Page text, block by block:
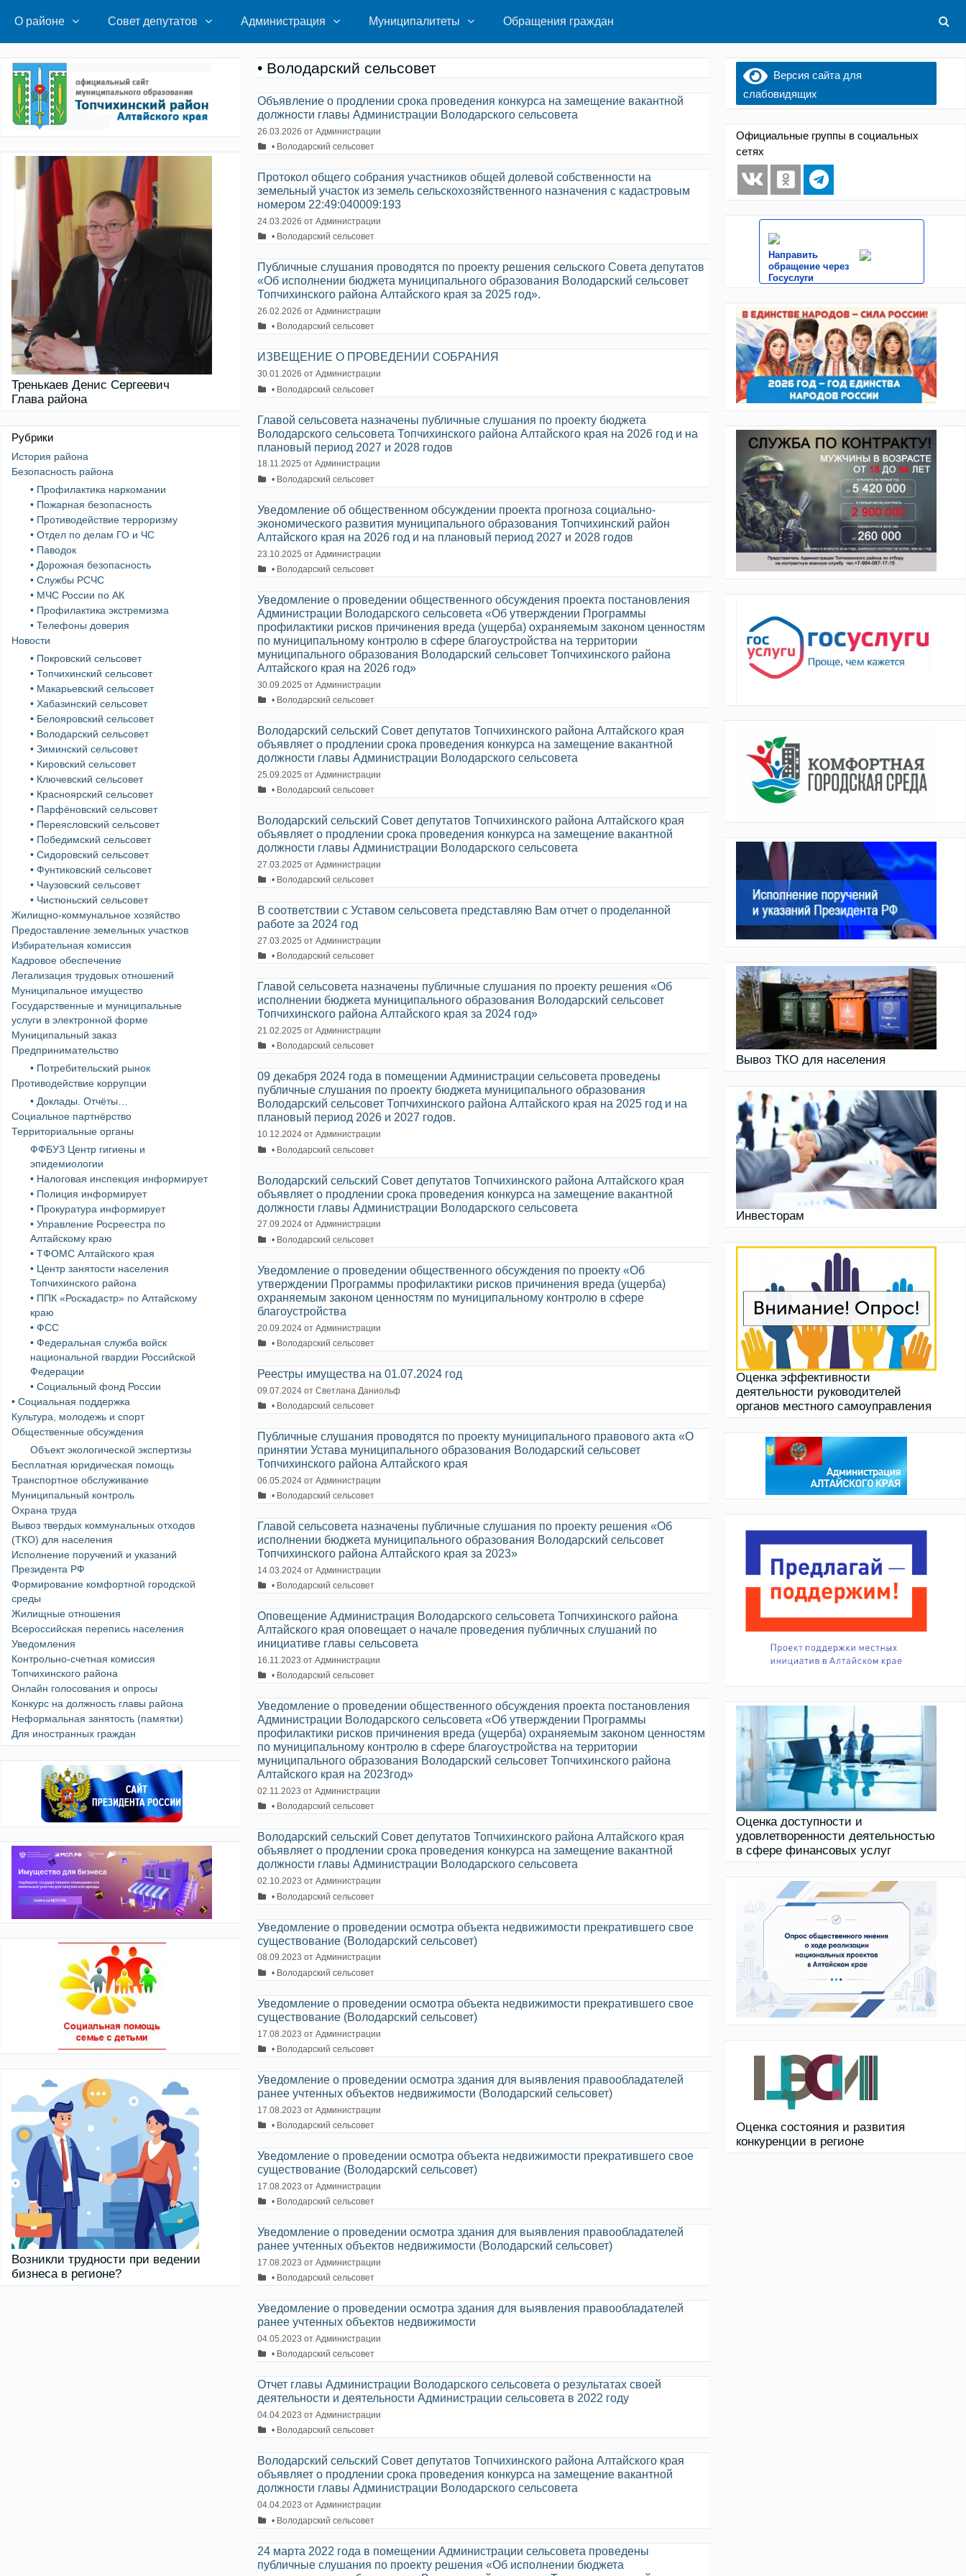
содержимому
О районе Совет депутатов Администрация Муниципалитеты Обращения граждан
• Володарский сельсовет
Объявление о продлении срока проведения конкурса на замещение вакантной
должности главы Администрации Володарского сельсовета
26.03.2026 от Администрации
Рубрики
• Володарский сельсовет
Протокол общего собрания участников общей долевой собственности на
земельный участок из земель сельскохозяйственного назначения с кадастровым
номером 22:49:040009:193
24.03.2026 от Администрации
Рубрики
• Володарский сельсовет
Публичные слушания проводятся по проекту решения сельского Совета депутатов
«Об исполнении бюджета муниципального образования Володарский сельсовет
Топчихинского района Алтайского края за 2025 год».
26.02.2026 от Администрации
Рубрики
• Володарский сельсовет
ИЗВЕЩЕНИЕ О ПРОВЕДЕНИИ СОБРАНИЯ
30.01.2026 от Администрации
Рубрики
• Володарский сельсовет
Главой сельсовета назначены публичные слушания по проекту бюджета
Володарского сельсовета Топчихинского района Алтайского края на 2026 год и на
плановый период 2027 и 2028 годов
18.11.2025 от Администрации
Рубрики
• Володарский сельсовет
Уведомление об общественном обсуждении проекта прогноза социально-
экономического развития муниципального образования Топчихинский район
Алтайского края на 2026 год и на плановый период 2027 и 2028 годов
23.10.2025 от Администрации
Рубрики
• Володарский сельсовет
Уведомление о проведении общественного обсуждения проекта постановления
Администрации Володарского сельсовета «Об утверждении Программы
профилактики рисков причинения вреда (ущерба) охраняемым законом ценностям
по муниципальному контролю в сфере благоустройства на территории
муниципального образования Володарский сельсовет Топчихинского района
Алтайского края на 2026 год»
30.09.2025 от Администрации
Рубрики
• Володарский сельсовет
Володарский сельский Совет депутатов Топчихинского района Алтайского края
объявляет о продлении срока проведения конкурса на замещение вакантной
должности главы Администрации Володарского сельсовета
25.09.2025 от Администрации
Рубрики
• Володарский сельсовет
Володарский сельский Совет депутатов Топчихинского района Алтайского края
объявляет о продлении срока проведения конкурса на замещение вакантной
должности главы Администрации Володарского сельсовета
27.03.2025 от Администрации
Рубрики
• Володарский сельсовет
В соответствии с Уставом сельсовета представляю Вам отчет о проделанной
работе за 2024 год
27.03.2025 от Администрации
Рубрики
• Володарский сельсовет
Главой сельсовета назначены публичные слушания по проекту решения «Об
исполнении бюджета муниципального образования Володарский сельсовет
Топчихинского района Алтайского края за 2024 год»
21.02.2025 от Администрации
Рубрики
• Володарский сельсовет
09 декабря 2024 года в помещении Администрации сельсовета проведены
публичные слушания по проекту бюджета муниципального образования
Володарский сельсовет Топчихинского района Алтайского края на 2025 год и на
плановый период 2026 и 2027 годов.
10.12.2024 от Администрации
Рубрики
• Володарский сельсовет
Володарский сельский Совет депутатов Топчихинского района Алтайского края
объявляет о продлении срока проведения конкурса на замещение вакантной
должности главы Администрации Володарского сельсовета
27.09.2024 от Администрации
Рубрики
• Володарский сельсовет
Уведомление о проведении общественного обсуждения по проекту «Об
утверждении Программы профилактики рисков причинения вреда (ущерба)
охраняемым законом ценностям по муниципальному контролю в сфере
благоустройства
20.09.2024 от Администрации
Рубрики
• Володарский сельсовет
Реестры имущества на 01.07.2024 год
09.07.2024 от Светлана Даниольф
Рубрики
• Володарский сельсовет
Публичные слушания проводятся по проекту муниципального правового акта «О
принятии Устава муниципального образования Володарский сельсовет
Топчихинского района Алтайского края
06.05.2024 от Администрации
Рубрики
• Володарский сельсовет
Главой сельсовета назначены публичные слушания по проекту решения «Об
исполнении бюджета муниципального образования Володарский сельсовет
Топчихинского района Алтайского края за 2023»
14.03.2024 от Администрации
Рубрики
• Володарский сельсовет
Оповещение Администрация Володарского сельсовета Топчихинского района
Алтайского края оповещает о начале проведения публичных слушаний по
инициативе главы сельсовета
16.11.2023 от Администрации
Рубрики
• Володарский сельсовет
Уведомление о проведении общественного обсуждения проекта постановления
Администрации Володарского сельсовета «Об утверждении Программы
профилактики рисков причинения вреда (ущерба) охраняемым законом ценностям
по муниципальному контролю в сфере благоустройства на территории
муниципального образования Володарский сельсовет Топчихинского района
Алтайского края на 2023год»
02.11.2023 от Администрации
Рубрики
• Володарский сельсовет
Володарский сельский Совет депутатов Топчихинского района Алтайского края
объявляет о продлении срока проведения конкурса на замещение вакантной
должности главы Администрации Володарского сельсовета
02.10.2023 от Администрации
Рубрики
• Володарский сельсовет
Уведомление о проведении осмотра объекта недвижимости прекратившего свое
существование (Володарский сельсовет)
08.09.2023 от Администрации
Рубрики
• Володарский сельсовет
Уведомление о проведении осмотра объекта недвижимости прекратившего свое
существование (Володарский сельсовет)
17.08.2023 от Администрации
Рубрики
• Володарский сельсовет
Уведомление о проведении осмотра здания для выявления правообладателей
ранее учтенных объектов недвижимости (Володарский сельсовет)
17.08.2023 от Администрации
Рубрики
• Володарский сельсовет
Уведомление о проведении осмотра объекта недвижимости прекратившего свое
существование (Володарский сельсовет)
17.08.2023 от Администрации
Рубрики
• Володарский сельсовет
Уведомление о проведении осмотра здания для выявления правообладателей
ранее учтенных объектов недвижимости (Володарский сельсовет)
17.08.2023 от Администрации
Рубрики
• Володарский сельсовет
Уведомление о проведении осмотра здания для выявления правообладателей
ранее учтенных объектов недвижимости
04.05.2023 от Администрации
Рубрики
• Володарский сельсовет
Отчет главы Администрации Володарского сельсовета о результатах своей
деятельности и деятельности Администрации сельсовета в 2022 году
04.04.2023 от Администрации
Рубрики
• Володарский сельсовет
Володарский сельский Совет депутатов Топчихинского района Алтайского края
объявляет о продлении срока проведения конкурса на замещение вакантной
должности главы Администрации Володарского сельсовета
04.04.2023 от Администрации
Рубрики
• Володарский сельсовет
24 марта 2022 года в помещении Администрации сельсовета проведены
публичные слушания по проекту решения «Об исполнении бюджета
Тренькаев Денис Сергеевич
Глава района
Рубрики
История района
Безопасность района
• Профилактика наркомании
• Пожарная безопасность
• Противодействие терроризму
• Отдел по делам ГО и ЧС
• Паводок
• Дорожная безопасность
• Службы РСЧС
• МЧС России по АК
• Профилактика экстремизма
• Телефоны доверия
Новости
• Покровский сельсовет
• Топчихинский сельсовет
• Макарьевский сельсовет
• Хабазинский сельсовет
• Белояровский сельсовет
• Володарский сельсовет
• Зиминский сельсовет
• Кировский сельсовет
• Ключевский сельсовет
• Красноярский сельсовет
• Парфёновский сельсовет
• Переясловский сельсовет
• Победимский сельсовет
• Сидоровский сельсовет
• Фунтиковский сельсовет
• Чаузовский сельсовет
• Чистюньский сельсовет
Жилищно-коммунальное хозяйство
Предоставление земельных участков
Избирательная комиссия
Кадровое обеспечение
Легализация трудовых отношений
Муниципальное имущество
Государственные и муниципальные
услуги в электронной форме
Муниципальный заказ
Предпринимательство
• Потребительский рынок
Противодействие коррупции
• Доклады. Отчёты…
Социальное партнёрство
Территориальные органы
ФФБУЗ Центр гигиены и
эпидемиологии
• Налоговая инспекция информирует
• Полиция информирует
• Прокуратура информирует
• Управление Росреестра по
Алтайскому краю
• ТФОМС Алтайского края
• Центр занятости населения
Топчихинского района
• ППК «Роскадастр» по Алтайскому
краю
• ФСС
• Федеральная служба войск
национальной гвардии Российской
Федерации
• Социальный фонд России
• Социальная поддержка
Культура, молодежь и спорт
Общественные обсуждения
Объект экологической экспертизы
Бесплатная юридическая помощь
Транспортное обслуживание
Муниципальный контроль
Охрана труда
Вывоз твердых коммунальных отходов
(ТКО) для населения
Исполнение поручений и указаний
Президента РФ
Формирование комфортной городской
среды
Жилищные отношения
Всероссийская перепись населения
Уведомления
Контрольно-счетная комиссия
Топчихинского района
Онлайн голосования и опросы
Конкурс на должность главы района
Неформальная занятость (памятки)
Для иностранных граждан
Возникли трудности при ведении
бизнеса в регионе?
Версия сайта для
слабовидящих
Официальные группы в социальных
сетях
Направить
обращение через
Госуслуги
Вывоз ТКО для населения
Инвесторам
Оценка эффективности
деятельности руководителей
органов местного самоуправления
Оценка доступности и
удовлетворенности деятельностью
в сфере финансовых услуг
Оценка состояния и развития
конкуренции в регионе